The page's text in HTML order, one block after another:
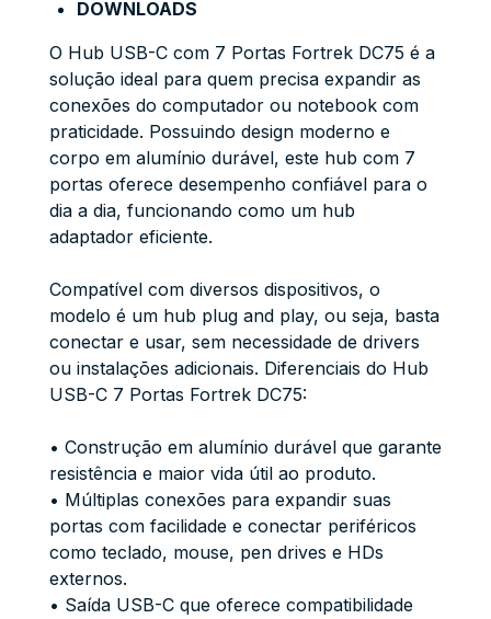
DOWNLOADS
O Hub USB-C com 7 Portas Fortrek DC75 é a
solução ideal para quem precisa expandir as
conexões do computador ou notebook com
praticidade. Possuindo design moderno e
corpo em alumínio durável, este hub com 7
portas oferece desempenho confiável para o
dia a dia, funcionando como um hub
adaptador eficiente.
Compatível com diversos dispositivos, o
modelo é um hub plug and play, ou seja, basta
conectar e usar, sem necessidade de drivers
ou instalações adicionais. Diferenciais do Hub
USB-C 7 Portas Fortrek DC75:
• Construção em alumínio durável que garante
resistência e maior vida útil ao produto.
• Múltiplas conexões para expandir suas
portas com facilidade e conectar periféricos
como teclado, mouse, pen drives e HDs
externos.
• Saída USB-C que oferece compatibilidade